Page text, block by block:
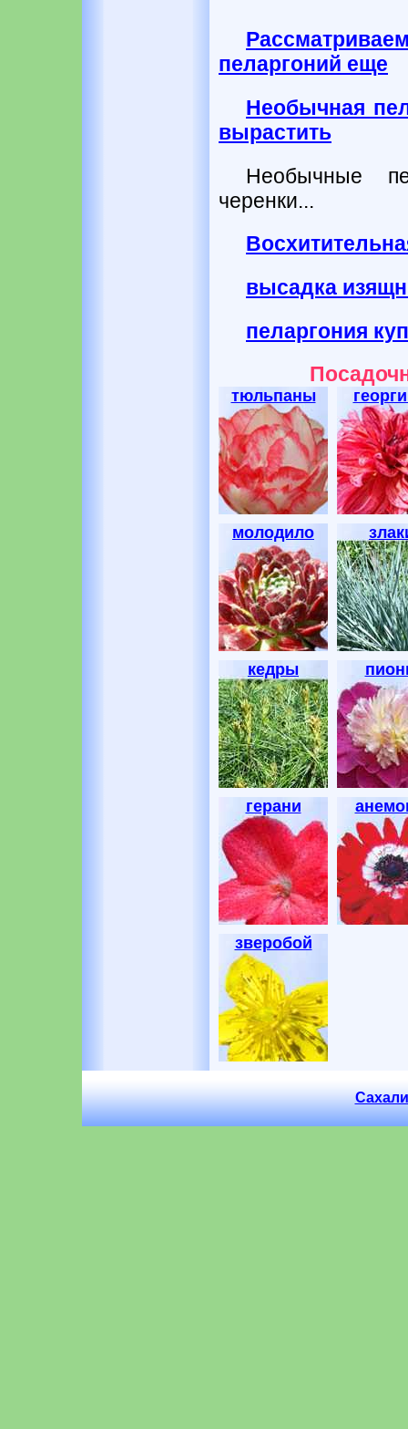
пеларгоний еще
Необычная
вырастить
Необычные
черенки...
высадка
пеларгония
тюльпаны
молодило
кедры
герани
зверобой